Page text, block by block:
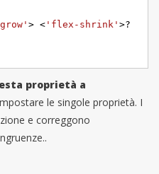
> < 'flex-shrink' >?
proprietà a
le singole proprietà. I
e correggono